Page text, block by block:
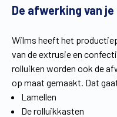
De afwerking van
Wilms heeft het
van de extrusie en
rolluiken worden ook de
op maat gemaakt. Dat
Lamellen
De rolluikkasten